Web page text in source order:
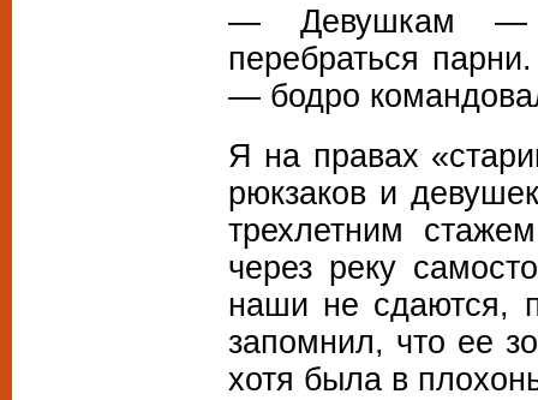
— Девушкам —
перебраться
— бодро
Я на правах
рюкзаков и
трехлетним
через реку
наши не сдаются,
запомнил, что ее
хотя была в